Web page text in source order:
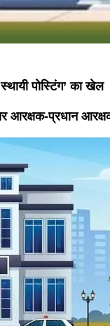
पोस्टिंग’ का खेल
आरक्षक-प्रधान